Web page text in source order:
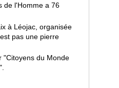
de l'Homme a 76
à Léojac, organisée
pas une pierre
"Citoyens du Monde